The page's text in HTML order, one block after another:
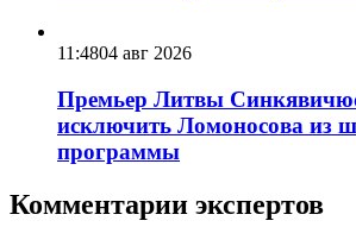
11:4804 авг 2026
Премьер Литвы
исключить Ломоносова из
программы
Комментарии экспертов